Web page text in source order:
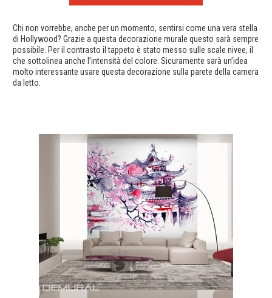
Chi non vorrebbe, anche per un momento, sentirsi come una vera stella
di Hollywood? Grazie a questa decorazione murale questo sarà sempre
possibile. Per il contrasto il tappeto è stato messo sulle scale nivee, il
che sottolinea anche l’intensità del colore. Sicuramente sarà un’idea
molto interessante usare questa decorazione sulla parete della camera
da letto.